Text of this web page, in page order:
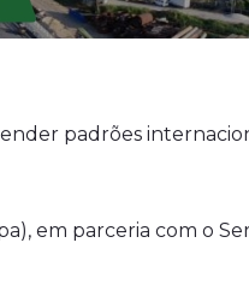
padrões
em parceria com o